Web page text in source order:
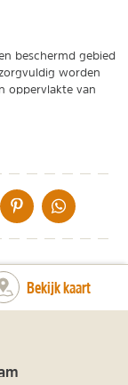
beschermd gebied
worden
oppervlakte van
VIA DE MAIL
DELEN OP PINTEREST
DELEN OP
Bekijk kaart